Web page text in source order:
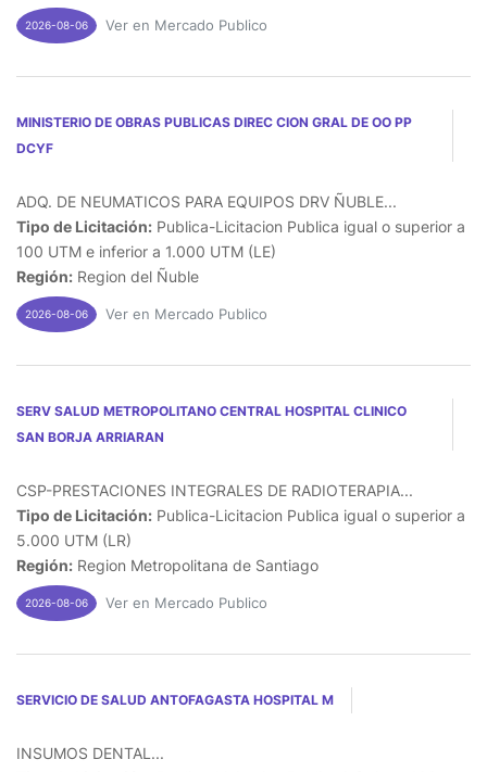
2026-08-06 Ver en Mercado Publico
MINISTERIO DE OBRAS PUBLICAS DIREC CION GRAL DE OO PP
DCYF
ADQ. DE NEUMATICOS PARA EQUIPOS DRV ÑUBLE...
Tipo de Licitación: Publica-Licitacion Publica igual o superior a
100 UTM e inferior a 1.000 UTM (LE)
Región: Region del Ñuble
2026-08-06 Ver en Mercado Publico
SERV SALUD METROPOLITANO CENTRAL HOSPITAL CLINICO
SAN BORJA ARRIARAN
CSP-PRESTACIONES INTEGRALES DE RADIOTERAPIA...
Tipo de Licitación: Publica-Licitacion Publica igual o superior a
5.000 UTM (LR)
Región: Region Metropolitana de Santiago
2026-08-06 Ver en Mercado Publico
SERVICIO DE SALUD ANTOFAGASTA HOSPITAL M
INSUMOS DENTAL...